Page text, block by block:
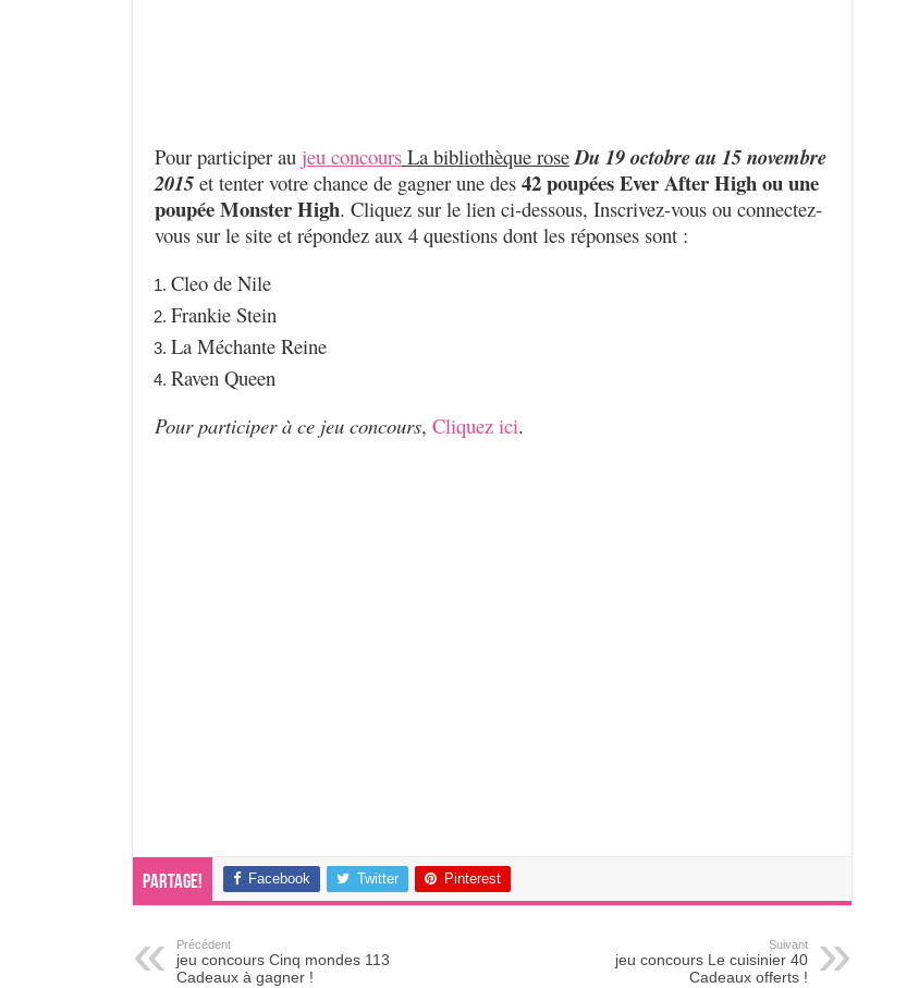
Pour participer au jeu concours La bibliothèque rose Du 19 octobre au 15 novembre
2015 et tenter votre chance de gagner une des 42 poupées Ever After High ou une
poupée Monster High. Cliquez sur le lien ci-dessous, Inscrivez-vous ou connectez-
vous sur le site et répondez aux 4 questions dont les réponses sont :
Cleo de Nile
Frankie Stein
La Méchante Reine
Raven Queen
Pour participer à ce jeu concours, Cliquez ici.
Partage! Facebook Twitter Pinterest
Précédent
jeu concours Cinq mondes 113
Cadeaux à gagner !
Suivant
jeu concours Le cuisinier 40
Cadeaux offerts !